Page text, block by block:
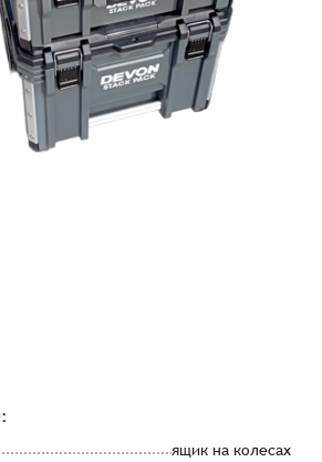
ящик на колесах